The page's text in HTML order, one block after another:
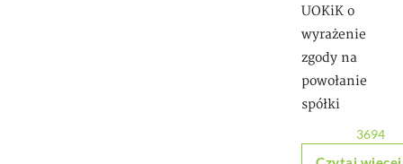
UOKiK o
wyrażenie
zgody na
powołanie
spółki
3694